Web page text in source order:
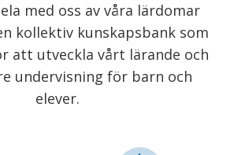
med oss av våra lärdomar
kollektiv kunskapsbank som
att utveckla vårt lärande och
undervisning för barn och
elever.